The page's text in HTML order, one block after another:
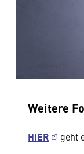
Weitere
HIER geht